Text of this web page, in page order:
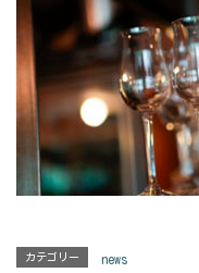
カテゴリー news